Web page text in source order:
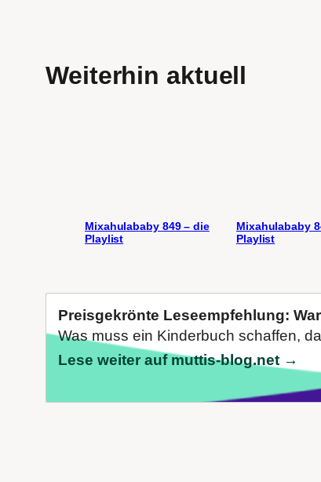
Weiterhin aktuell
Mixahulababy 849 – die
Playlist
Mixahulababy
Playlist
Preisgekrönte Leseempfehlung:
Was muss ein Kinderbuch schaffen,
Lese weiter auf muttis-blog.net →